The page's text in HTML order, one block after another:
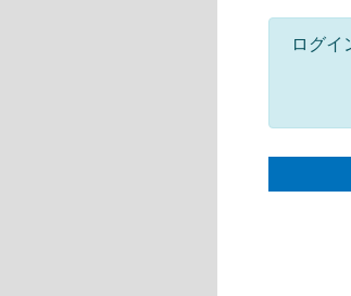
ログイ